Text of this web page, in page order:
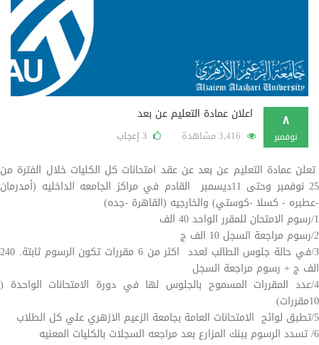
٨
نوفمبر
اعلان عمادة التعليم عن بعد
3 إعجاب
تعلن عمادة التعليم عن بعد عن عقد امتحانات كل الكليات خلال الفترة من
25 نوفمبر وحتى 11ديسمبر القادم في مراكز الجامعه الداخليه (أمدرمان
-عطبره - كسلا -كوستي) والخارجيه (القاهرة -جده)
1/رسوم الامتحان للمقرر الواحد 40 الف
2/رسوم مراجعة السجل 10 الف ج
3/في حالة جلوس الطالب لعدد اكثر من 6 مقررات تكون الرسوم ثابتة. 240
الف ج + رسوم مراجعة السجل
4/عدد المقررات المسموح بالجلوس لها في دورة الامتحانات الواحدة (
10مقررات)
5/تطبق لوائح الامتحانات العامة بجامعة الزعيم الازهري علي كل الطلاب
6/ تسدد الرسوم ببنك المزارع بعد مراجعه السجلات بالكليات المعنيه